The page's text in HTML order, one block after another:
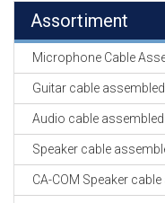
Assortiment
Microphone Cable
Guitar cable assembled
Audio cable assembled
Speaker cable
CA-COM Speaker